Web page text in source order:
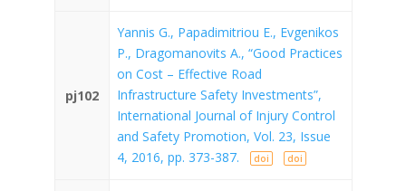
pj102
Yannis G., Papadimitriou E., Evgenikos
P., Dragomanovits A., “Good Practices
on Cost – Effective Road
Infrastructure Safety Investments”,
International Journal of Injury Control
and Safety Promotion, Vol. 23, Issue
4, 2016, pp. 373-387.
doi doi